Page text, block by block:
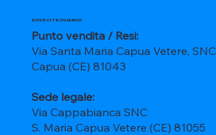
DOVE CI TROVIAMO?
Punto vendita / Resi:
Via Santa Maria Capua Vetere, SNC
Capua (CE) 81043
Sede legale:
Via Cappabianca SNC
S. Maria Capua Vetere (CE) 81055